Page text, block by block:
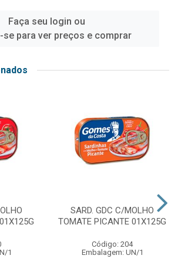
Faça seu login ou
se para ver preços e comprar
1
SARD. GDC C/MOLHO
TOMATE PICANTE 01X125G
Código: 204
Embalagem: UN/1